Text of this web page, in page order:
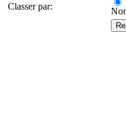
Classer par: